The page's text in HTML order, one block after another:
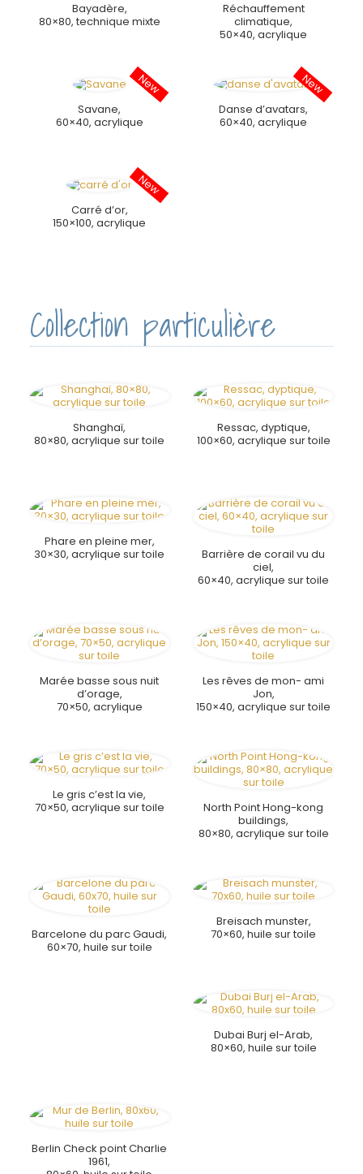
Bayadère,
80×80, technique mixte
Réchauffement
climatique,
50×40, acrylique
Savane,
60×40, acrylique
Danse d’avatars,
60×40, acrylique
Carré d’or,
150×100, acrylique
Collection particulière
Shanghaï,
80×80, acrylique sur toile
Ressac, dyptique,
100×60, acrylique sur toile
Phare en pleine mer,
30×30, acrylique sur toile
Barrière de corail vu du
ciel,
60×40, acrylique sur toile
Marée basse sous nuit
d’orage,
70×50, acrylique
Les rêves de mon- ami
Jon,
150×40, acrylique sur toile
Le gris c’est la vie,
70×50, acrylique sur toile
North Point Hong-kong
buildings,
80×80, acrylique sur toile
Barcelone du parc Gaudi,
60×70, huile sur toile
Breisach munster,
70×60, huile sur toile
Dubai Burj el-Arab,
80×60, huile sur toile
Berlin Check point Charlie
1961,